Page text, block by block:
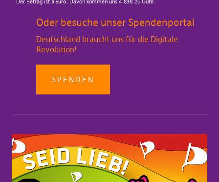
Oder besuche unser Spendenportal
Deutschland braucht uns für die Digitale
Revolution!
SPENDEN